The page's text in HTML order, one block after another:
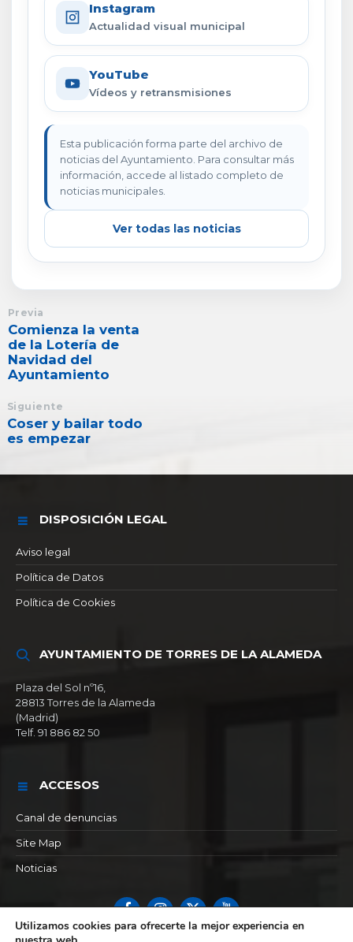
Instagram
Actualidad visual municipal
YouTube
Vídeos y retransmisiones
Esta publicación forma parte del archivo de
noticias del Ayuntamiento. Para consultar más
información, accede al listado completo de
noticias municipales.
Ver todas las noticias
Previa
Comienza la venta
de la Lotería de
Navidad del
Ayuntamiento
Siguiente
Coser y bailar todo
es empezar
DISPOSICIÓN LEGAL
Aviso legal
Política de Datos
Política de Cookies
AYUNTAMIENTO DE TORRES DE LA ALAMEDA
Plaza del Sol nº16,
28813 Torres de la Alameda
(Madrid)
Telf. 91 886 82 50
ACCESOS
Canal de denuncias
Site Map
Noticias
FacebookInstagram
X YouTube
Utilizamos cookies para ofrecerte la mejor experiencia en